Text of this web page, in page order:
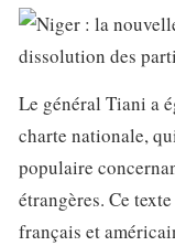
Le général Tiani a
charte nationale,
populaire
étrangères. Ce
français et